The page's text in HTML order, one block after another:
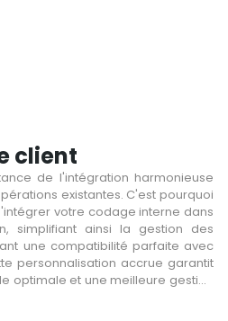
client
de l'intégration harmonieuse
existantes. C'est pourquoi
votre codage interne dans
simplifiant ainsi la gestion des
une compatibilité parfaite avec
personnalisation accrue garantit
optimale et une meilleure gestion